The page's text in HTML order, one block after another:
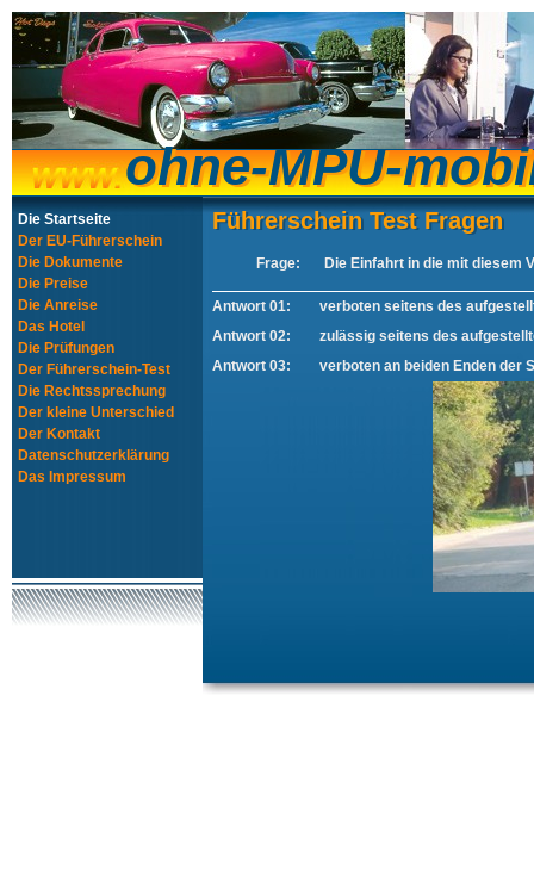
ohne-MPU-
ohne-MPU-
Die Startseite
Der EU-Führerschein
Die Dokumente
Die Preise
Die Anreise
Das Hotel
Die Prüfungen
Der Führerschein-Test
Die Rechtssprechung
Der kleine Unterschied
Der Kontakt
Datenschutzerklärung
Das Impressum
Führerschein Test Fragen
Führerschein Test Fragen
Frage: Die Einfahrt in die mit diesem
Antwort 01:
verboten seitens des
Antwort 02:
zulässig seitens des
Antwort 03:
verboten an beiden Enden der